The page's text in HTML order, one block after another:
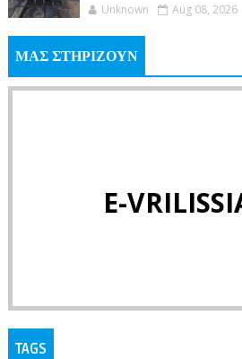
Unknown Aug 08, 2026
ΜΑΣ ΣΤΗΡΙΖΟΥΝ
E-
TAGS